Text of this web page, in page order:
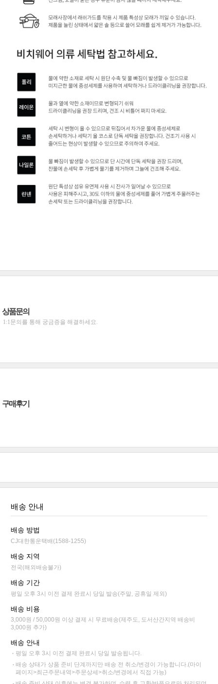
상품문의
1:1문의를 통해 궁금증을 해결하세요.
구매후기
배송 안내
배송 방법
CJ대한통운택배(1588-1255)
배송 지역
전국(해외배송불가)
배송 기간
평일 오후 3시 이전 결제 완료시 당일 발송(주말, 공휴일 제외)
배송 비용
3,000원 / 50,000원 이상 결제 시 무료배송(제주도, 도서산간지역 배송비
3,000원 추가)
배송 안내
평일 오후 3시 이전 결제 완료시 당일 발송됩니다.
배송 상태가 상품 준비 단계까지만 배송 전 취소/변경이 가능합니다.(마이
페이지>최근주문내역>주문상세>취소/변경에서 직접 가능)